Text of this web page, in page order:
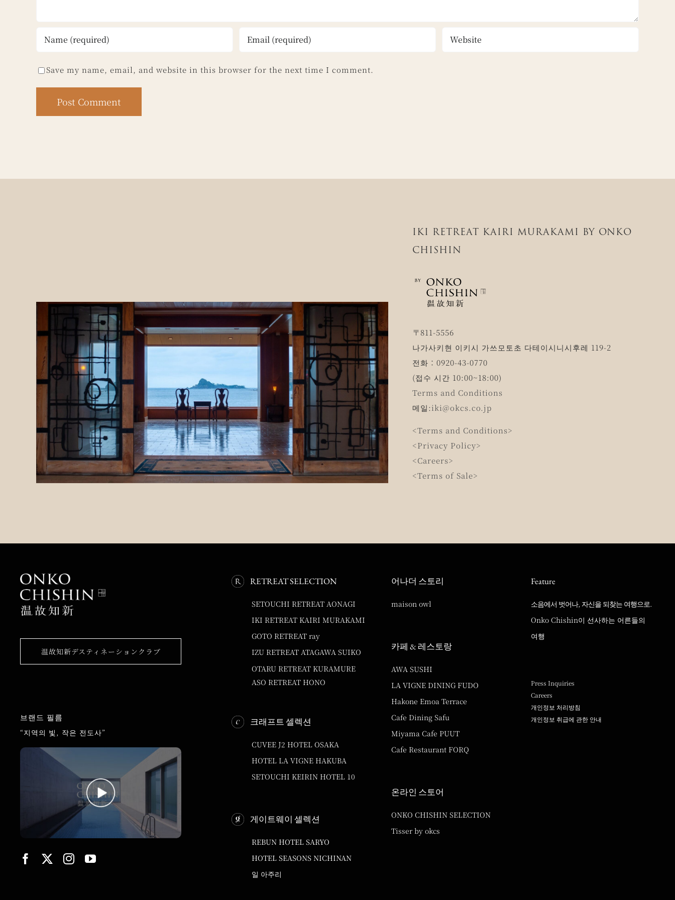
Save my name, email, and website in this browser for the next time I comment.
IKI RETREAT KAIRI MURAKAMI BY ONKO
CHISHIN
〒811-5556
나가사키현 이키시 가쓰모토초 다테이시니시후레 119-2
전화：0920-43-0770
(접수 시간 10:00~18:00)
Terms and Conditions
메일:iki@okcs.co.jp
<Terms and Conditions>
<Privacy Policy>
<Careers>
<Terms of Sale>
温故知新デスティネーションクラブ
브랜드 필름
“지역의 빛, 작은 전도사”
RETREAT SELECTION
SETOUCHI RETREAT AONAGI
IKI RETREAT KAIRI MURAKAMI
GOTO RETREAT ray
IZU RETREAT ATAGAWA SUIKO
OTARU RETREAT KURAMURE
ASO RETREAT HONO
크래프트 셀렉션
CUVEE J2 HOTEL OSAKA
HOTEL LA VIGNE HAKUBA
SETOUCHI KEIRIN HOTEL 10
게이트웨이 셀렉션
REBUN HOTEL SARYO
HOTEL SEASONS NICHINAN
일 아주리
어나더 스토리
maison owl
카페 & 레스토랑
AWA SUSHI
LA VIGNE DINING FUDO
Hakone Emoa Terrace
Cafe Dining Safu
Miyama Cafe PUUT
Cafe Restaurant FORQ
온라인 스토어
ONKO CHISHIN SELECTION
Tisser by okcs
Feature
소음에서 벗어나, 자신을 되찾는 여행으로.
Onko Chishin이 선사하는 어른들의
여행
Press Inquiries
Careers
개인정보 처리방침
개인정보 취급에 관한 안내